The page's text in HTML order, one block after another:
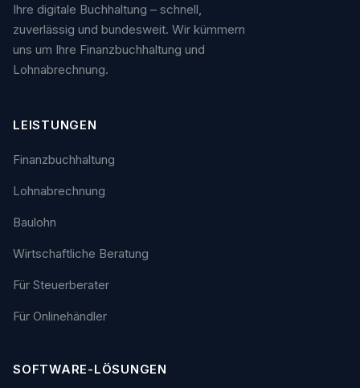
Ihre digitale Buchhaltung – schnell,
zuverlässig und bundesweit. Wir kümmern
uns um Ihre Finanzbuchhaltung und
Lohnabrechnung.
LEISTUNGEN
Finanzbuchhaltung
Lohnabrechnung
Baulohn
Wirtschaftliche Beratung
Für Steuerberater
Für Onlinehändler
SOFTWARE-LÖSUNGEN